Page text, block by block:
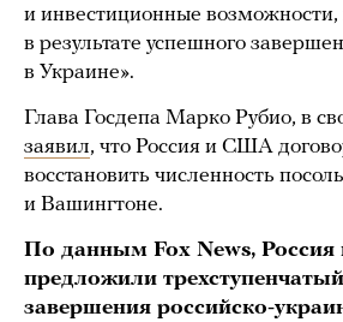
и инвестиционные возможности,
в результате успешного
в Украине».
Глава Госдепа Марко Рубио, в
заявил, что Россия и США
восстановить численность
и Вашингтоне.
По данным Fox News,
предложили
завершения российско-